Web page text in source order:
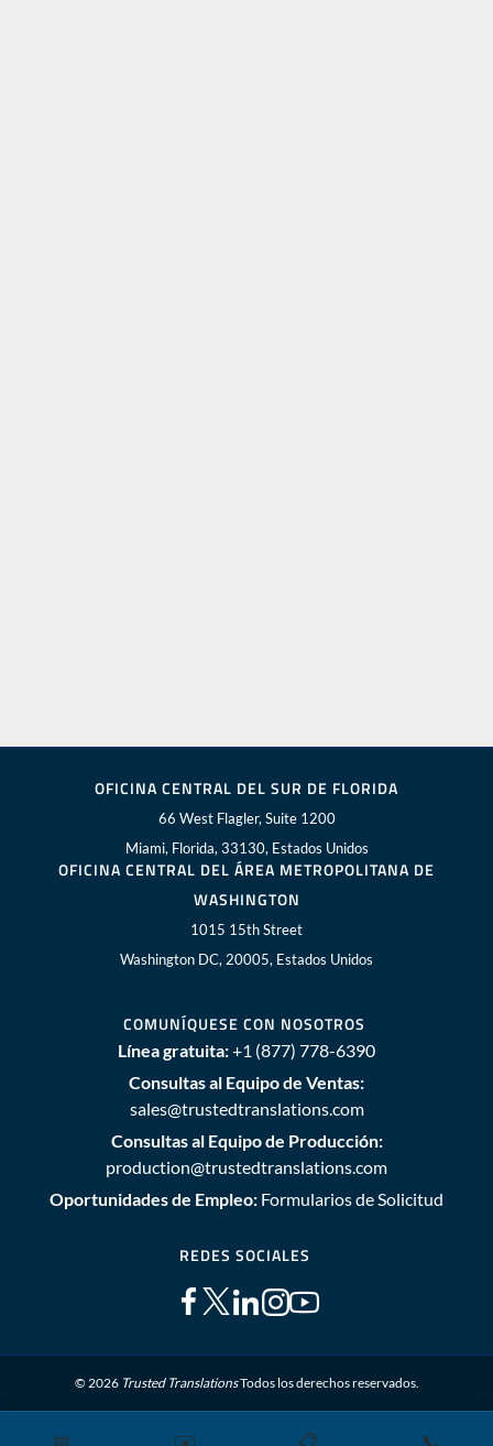
OFICINA CENTRAL DEL SUR DE FLORIDA
66 West Flagler, Suite 1200
Miami, Florida, 33130, Estados Unidos
OFICINA CENTRAL DEL ÁREA METROPOLITANA DE
WASHINGTON
1015 15th Street
Washington DC, 20005, Estados Unidos
COMUNÍQUESE CON NOSOTROS
Línea gratuita:+1 (877) 778-6390
Consultas al Equipo de Ventas:
sales@trustedtranslations.com
Consultas al Equipo de Producción:
production@trustedtranslations.com
Oportunidades de Empleo: Formularios de Solicitud
REDES SOCIALES
© 2026 Trusted TranslationsTodos los derechos reservados.
Mapa del sitio Términos y Condiciones Política de privacidad
📅 ✉️ 📋 📞